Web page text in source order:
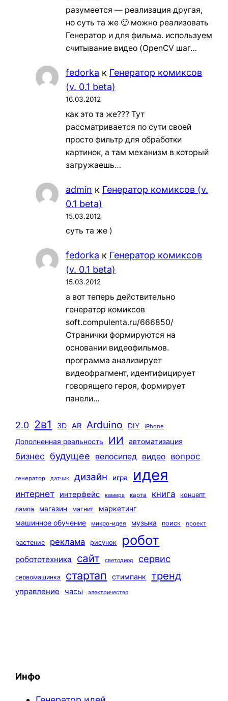
разумеется — реализация другая,
но суть та же 🙂 можно реализовать
Генератор и для фильма. используем
считывание видео (OpenCV шаг…
fedorka к Генератор комиксов
(v. 0.1 beta)
16.03.2012
как это та же??? Тут
рассматривается по сути своей
просто фильтр для обработки
картинок, а там механизм в который
загружаешь…
admin к Генератор комиксов (v.
0.1 beta)
15.03.2012
суть та же )
fedorka к Генератор комиксов
(v. 0.1 beta)
15.03.2012
а вот теперь действительно
генератор комиксов
soft.compulenta.ru/666850/
Странички формируются на
основании видеофильмов.
программа анализирует
видеофрагмент, идентифицирует
говорящего героя, формирует
панели…
2.0 2в1 3D AR Arduino DIY iPhone
Дополненная реальность ИИ автоматизация
бизнес будущее велосипед видео вопрос
генератор датчик дизайн игра идея
интернет интерфейс камера карта книга
концепт
лампа
магазин магнит
маркетинг
машинное обучение
микро-идея музыка поиск проект
растение реклама рисунок робот
робототехника сайт светодиод сервис
сервомашинка стартап стимпанк тренд
управление часы электричество
Инфо